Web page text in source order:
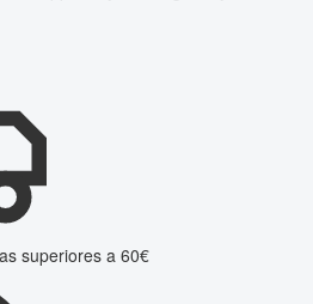
superiores a 60€